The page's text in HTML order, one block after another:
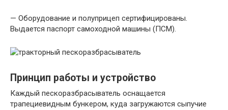
— Оборудование и полуприцеп сертифицированы.
Выдается паспорт самоходной машины (ПСМ).
Принцип работы и устройство
Каждый пескоразбрасыватель оснащается
трапециевидным бункером, куда загружаются сыпучие